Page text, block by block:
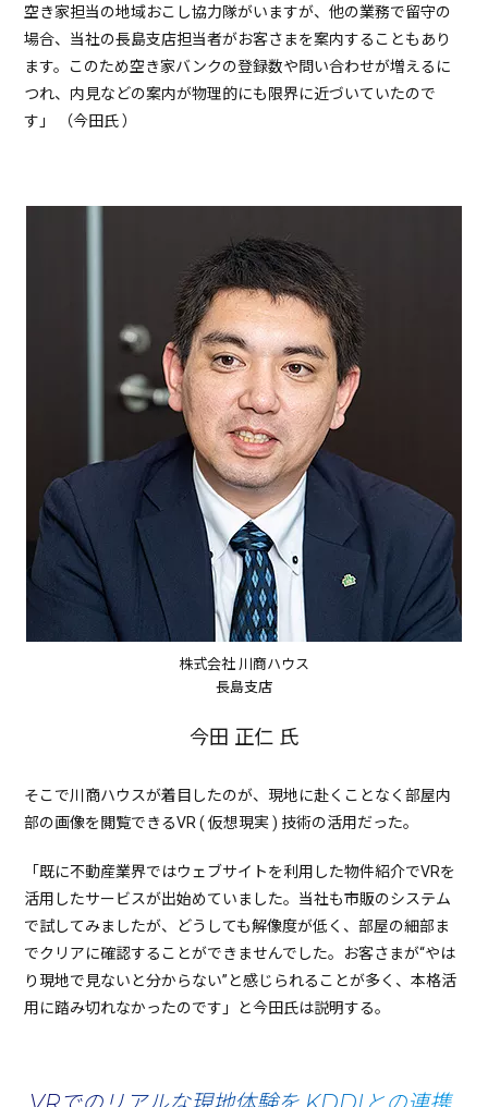
空き家担当の地域おこし協力隊がいますが、他の業務で留守の
場合、当社の長島支店担当者がお客さまを案内することもあり
ます。このため空き家バンクの登録数や問い合わせが増えるに
つれ、内見などの案内が物理的にも限界に近づいていたので
す」 （今田氏 ）
そこで川商ハウスが着目したのが、現地に赴くことなく部屋内
部の画像を閲覧できるVR ( 仮想現実 ) 技術の活用だった。
「既に不動産業界ではウェブサイトを利用した物件紹介でVRを
活用したサービスが出始めていました。当社も市販のシステム
で試してみましたが、どうしても解像度が低く、部屋の細部ま
でクリアに確認することができませんでした。お客さまが“やは
り現地で見ないと分からない”と感じられることが多く、本格活
用に踏み切れなかったのです」と今田氏は説明する。
株式会社 川商ハウス
長島支店
今田 正仁 氏